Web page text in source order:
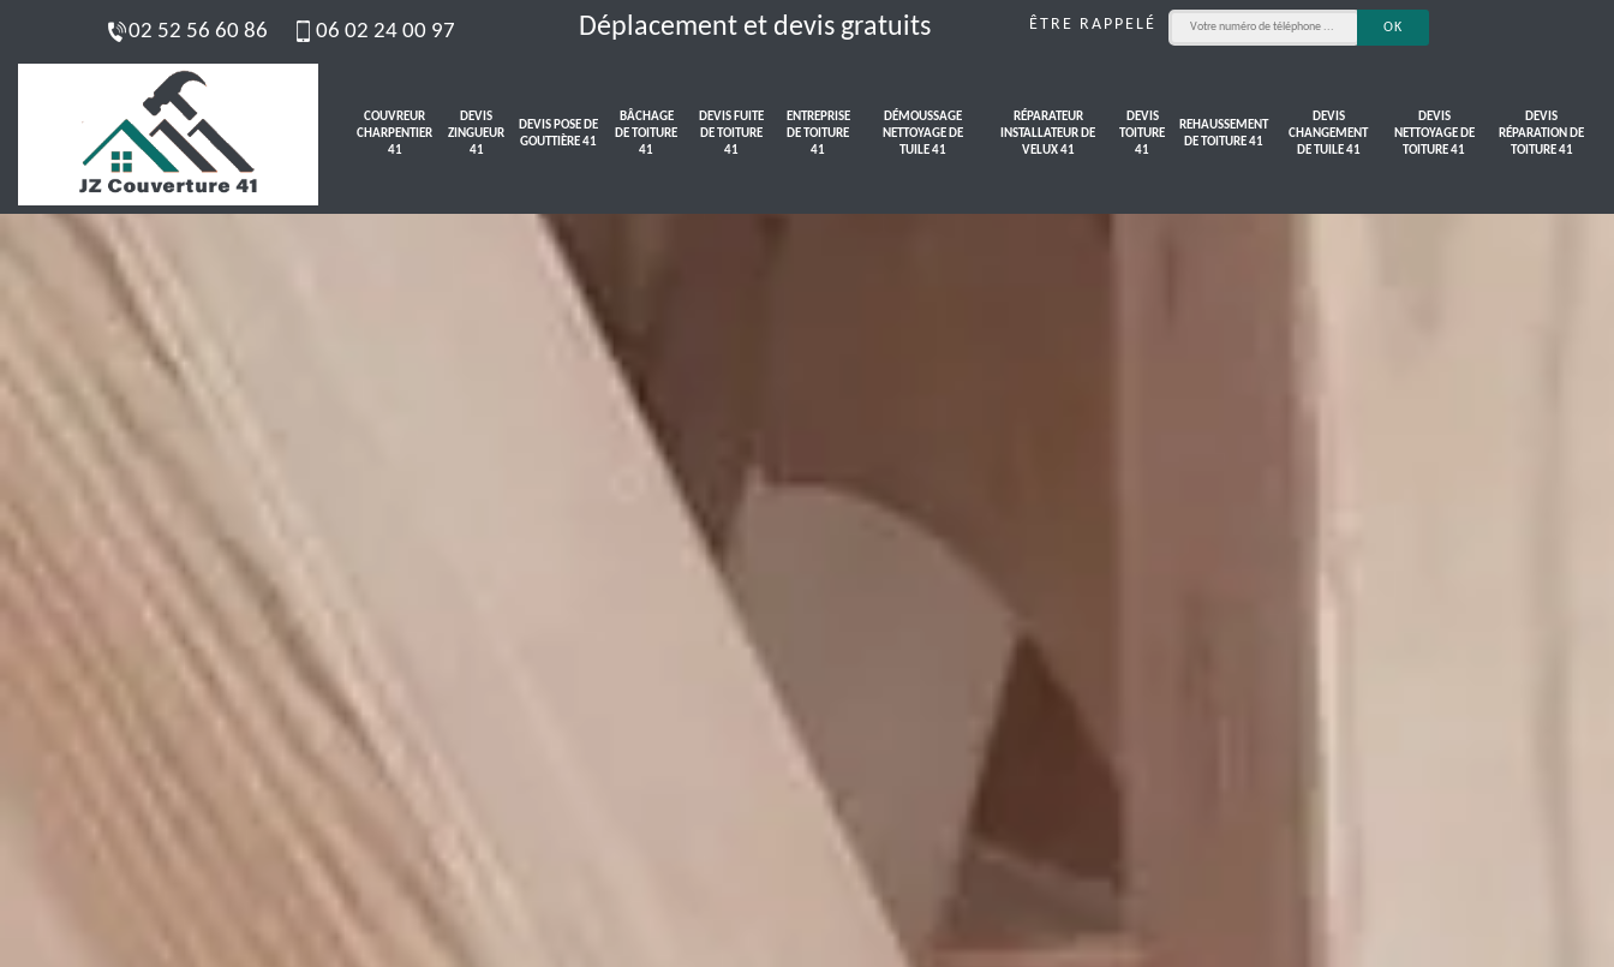
02 52 56 60 86 06 02 24 00 97 Déplacement et devis gratuits ÊTRE RAPPELÉ
COUVREUR
CHARPENTIER
41
DEVIS
ZINGUEUR
41
DEVIS POSE DE
GOUTTIÈRE 41
BÂCHAGE
DE TOITURE
41
DEVIS FUITE
DE TOITURE
41
ENTREPRISE
DE TOITURE
41
DÉMOUSSAGE
NETTOYAGE DE
TUILE 41
RÉPARATEUR
INSTALLATEUR DE
VELUX 41
DEVIS
TOITURE
41
REHAUSSEMENT
DE TOITURE 41
DEVIS
CHANGEMENT
DE TUILE 41
DEVIS
NETTOYAGE DE
TOITURE 41
DEVIS
RÉPARATION DE
TOITURE 41